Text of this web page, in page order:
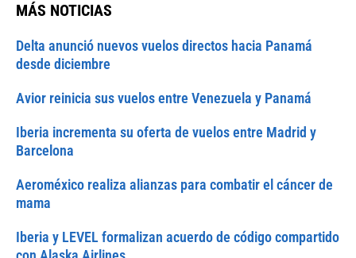
MÁS NOTICIAS
Delta anunció nuevos vuelos directos hacia Panamá
desde diciembre
Avior reinicia sus vuelos entre Venezuela y Panamá
Iberia incrementa su oferta de vuelos entre Madrid y
Barcelona
Aeroméxico realiza alianzas para combatir el cáncer de
mama
Iberia y LEVEL formalizan acuerdo de código compartido